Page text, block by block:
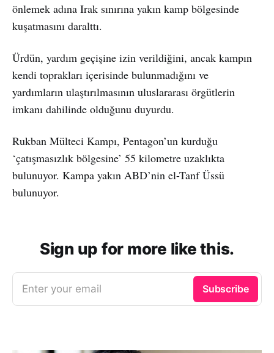
önlemek adına Irak sınırına yakın kamp bölgesinde
kuşatmasını daralttı.
Ürdün, yardım geçişine izin verildiğini, ancak kampın
kendi toprakları içerisinde bulunmadığını ve
yardımların ulaştırılmasının uluslararası örgütlerin
imkanı dahilinde olduğunu duyurdu.
Rukban Mülteci Kampı, Pentagon’un kurduğu
‘çatışmasızlık bölgesine’ 55 kilometre uzaklıkta
bulunuyor. Kampa yakın ABD’nin el-Tanf Üssü
bulunuyor.
Sign up for more like this.
Enter your email Subscribe